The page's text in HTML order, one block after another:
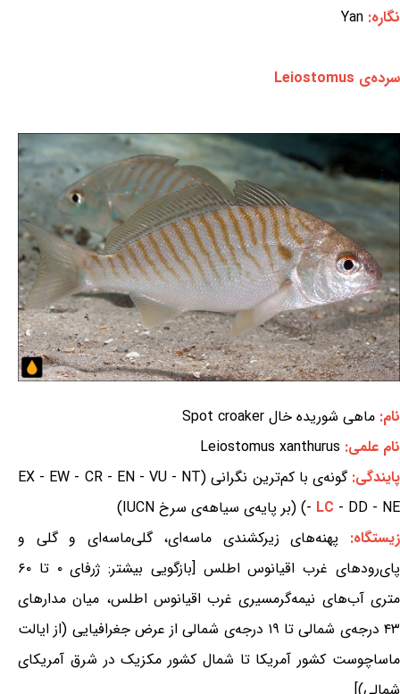
نگاره: Yan
سرده‌ی Leiostomus
نام: ماهی شوریده خال Spot croaker
نام علمی: Leiostomus xanthurus
پایندگی:
گونه‌ی با کم‌ترین نگرانی (EX - EW - CR - EN - VU - NT
- LC - DD - NE) (بر پایه‌ی سیاهه‌ی سرخ IUCN)
زیستگاه: پهنه‌های زیرکشندی ماسه‌ای، گلی‌ماسه‌ای و گلی و
پای‌رودهای غرب اقیانوس اطلس [بازگویی بیشتر: ژرفای ۰ تا ۶۰
متری آب‌های نیمه‌گرمسیری غرب اقیانوس اطلس، میان مدارهای
۴۳ درجه‌ی شمالی تا ۱۹ درجه‌ی شمالی از عرض جغرافیایی (از ایالت
ماساچوست کشور آمریکا تا شمال کشور مکزیک در شرق آمریکای